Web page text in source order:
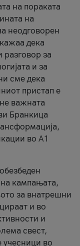
на пораката
на
неодговорен
дека
разговор за
и за
сме дека
пристап е
важната
Бранкица
во А1
на кампањата,
за внатрешни
и во
и
свест,
учесници во